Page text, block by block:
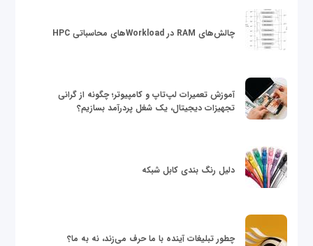
چالش‌های RAM در Workloadهای محاسباتی HPC
آموزش تعمیرات لپ‌تاپ و کامپیوتر؛ چگونه از گرانی
تجهیزات دیجیتال، یک شغل پردرآمد بسازیم؟
دلیل رنگ بندی کابل شبکه
چطور تبلیغات آینده با ما حرف می‌زند، نه به ما؟